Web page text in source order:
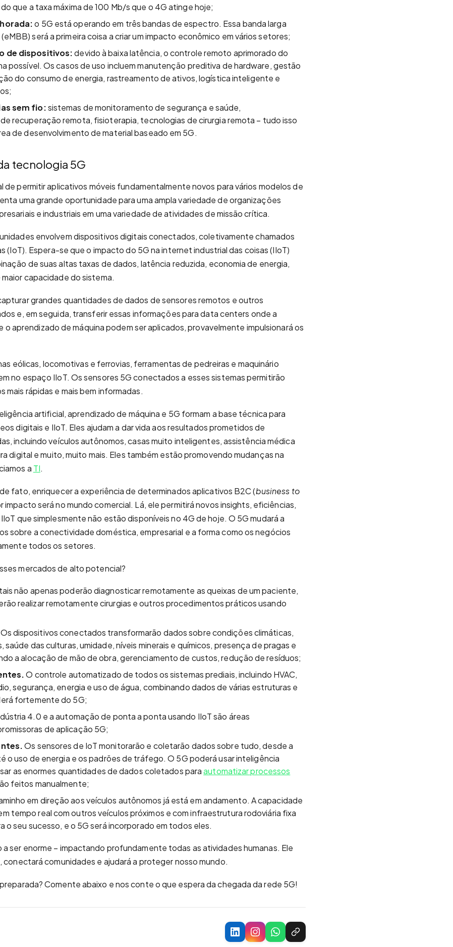
que a taxa máxima de 100 Mb/s que o 4G atinge hoje;
o 5G está operando em três bandas de espectro. Essa banda larga
será a primeira coisa a criar um impacto econômico em vários setores;
de dispositivos:devido à baixa latência, o controle remoto aprimorado do
possível. Os casos de uso incluem manutenção preditiva de hardware, gestão
do consumo de energia, rastreamento de ativos, logística inteligente e
sem fio:sistemas de monitoramento de segurança e saúde,
recuperação remota, fisioterapia, tecnologias de cirurgia remota – tudo isso
de desenvolvimento de material baseado em 5G.
tecnologia 5G
de permitir aplicativos móveis fundamentalmente novos para vários modelos de
uma grande oportunidade para uma ampla variedade de organizações
e industriais em uma variedade de atividades de missão crítica.
envolvem dispositivos digitais conectados, coletivamente chamados
(IoT). Espera-se que o impacto do 5G na internet industrial das coisas (IIoT)
de suas altas taxas de dados, latência reduzida, economia de energia,
capacidade do sistema.
grandes quantidades de dados de sensores remotos e outros
e, em seguida, transferir essas informações para data centers onde a
o aprendizado de máquina podem ser aplicados, provavelmente impulsionará os
eólicas, locomotivas e ferrovias, ferramentas de pedreiras e maquinário
no espaço IIoT. Os sensores 5G conectados a esses sistemas permitirão
mais rápidas e mais bem informadas.
artificial, aprendizado de máquina e 5G formam a base técnica para
digitais e IIoT. Eles ajudam a dar vida aos resultados prometidos de
incluindo veículos autônomos, casas muito inteligentes, assistência médica
digital e muito, muito mais. Eles também estão promovendo mudanças na
a TI.
fato, enriquecer a experiência de determinados aplicativos B2C (business to
impacto será no mundo comercial. Lá, ele permitirá novos insights, eficiências,
que simplesmente não estão disponíveis no 4G de hoje. O 5G mudará a
sobre a conectividade doméstica, empresarial e a forma como os negócios
todos os setores.
mercados de alto potencial?
não apenas poderão diagnosticar remotamente as queixas de um paciente,
realizar remotamente cirurgias e outros procedimentos práticos usando
Os dispositivos conectados transformarão dados sobre condições climáticas,
saúde das culturas, umidade, níveis minerais e químicos, presença de pragas e
a alocação de mão de obra, gerenciamento de custos, redução de resíduos;
O controle automatizado de todos os sistemas prediais, incluindo HVAC,
segurança, energia e uso de água, combinando dados de várias estruturas e
fortemente do 5G;
4.0 e a automação de ponta a ponta usando IIoT são áreas
de aplicação 5G;
Os sensores de IoT monitorarão e coletarão dados sobre tudo, desde a
o uso de energia e os padrões de tráfego. O 5G poderá usar inteligência
as enormes quantidades de dados coletados paraautomatizar processos
feitos manualmente;
em direção aos veículos autônomos já está em andamento. A capacidade
tempo real com outros veículos próximos e com infraestrutura rodoviária fixa
o seu sucesso, e o 5G será incorporado em todos eles.
ser enorme – impactando profundamente todas as atividades humanas. Ele
conectará comunidades e ajudará a proteger nosso mundo.
Comente abaixo e nos conte o que espera da chegada da rede 5G!